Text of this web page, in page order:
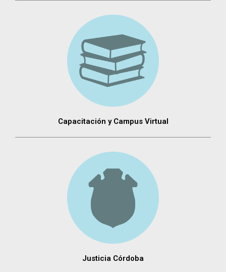
Capacitación y Campus Virtual
Justicia Córdoba